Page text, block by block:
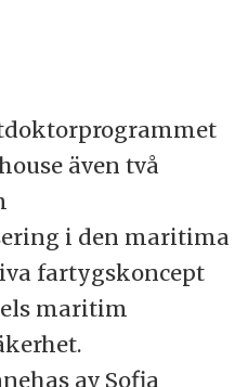
även två
i den maritima
fartygskoncept
maritim
av Sofia